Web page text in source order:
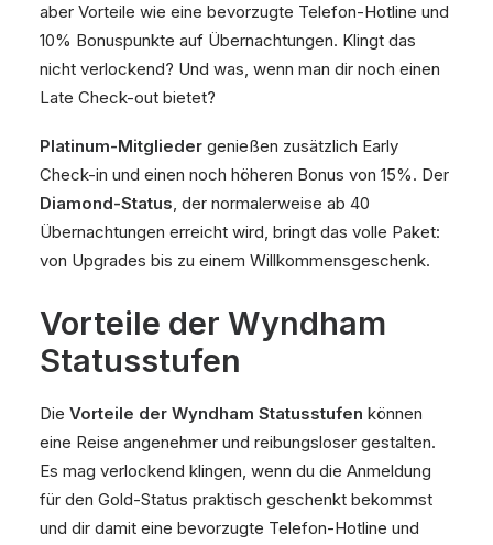
aber Vorteile wie eine bevorzugte Telefon-Hotline und
10% Bonuspunkte auf Übernachtungen. Klingt das
nicht verlockend? Und was, wenn man dir noch einen
Late Check-out bietet?
Platinum-Mitglieder genießen zusätzlich Early
Check-in und einen noch höheren Bonus von 15%. Der
Diamond-Status, der normalerweise ab 40
Übernachtungen erreicht wird, bringt das volle Paket:
von Upgrades bis zu einem Willkommensgeschenk.
Vorteile der Wyndham
Statusstufen
Die Vorteile der Wyndham Statusstufen können
eine Reise angenehmer und reibungsloser gestalten.
Es mag verlockend klingen, wenn du die Anmeldung
für den Gold-Status praktisch geschenkt bekommst
und dir damit eine bevorzugte Telefon-Hotline und